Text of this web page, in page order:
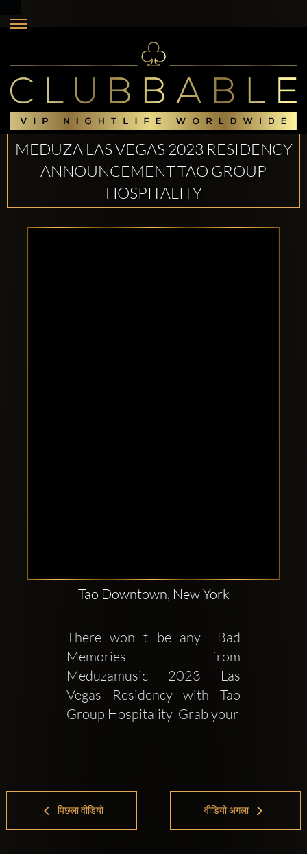
MEDUZA LAS VEGAS 2023 RESIDENCY
ANNOUNCEMENT TAO GROUP
HOSPITALITY
Tao Downtown, New York
There won t be any  Bad
Memories  from
Meduzamusic 2023 Las
Vegas Residency with Tao
Group Hospitality  Grab your
पिछला वीडियो वीडियो अगला